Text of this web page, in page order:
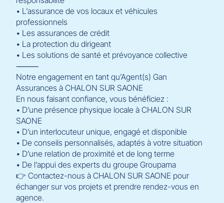
• L’assurance de vos locaux et véhicules
professionnels
• Les assurances de crédit
• La protection du dirigeant
• Les solutions de santé et prévoyance collective
⸻
Notre engagement en tant qu’Agent(s) Gan
Assurances à CHALON SUR SAONE
En nous faisant confiance, vous bénéficiez :
• D’une présence physique locale à CHALON SUR
SAONE
• D’un interlocuteur unique, engagé et disponible
• De conseils personnalisés, adaptés à votre situation
• D’une relation de proximité et de long terme
• De l’appui des experts du groupe Groupama
👉 Contactez-nous à CHALON SUR SAONE pour
échanger sur vos projets et prendre rendez-vous en
agence.